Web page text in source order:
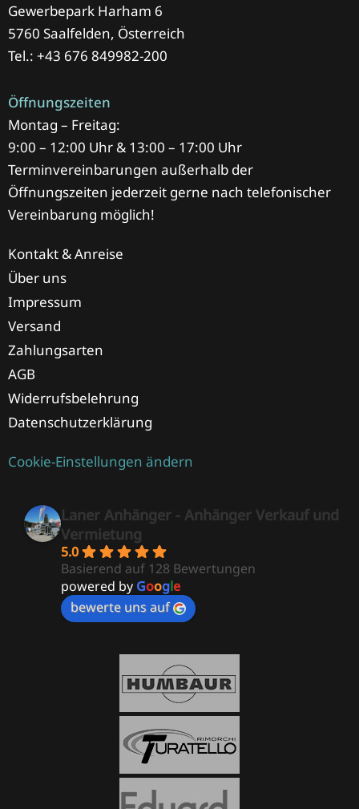
Gewerbepark Harham 6
5760 Saalfelden, Österreich
Tel.: +43 676 849982-200
Öffnungszeiten
Montag – Freitag:
9:00 – 12:00 Uhr & 13:00 – 17:00 Uhr
Terminvereinbarungen außerhalb der
Öffnungszeiten jederzeit gerne nach telefonischer
Vereinbarung möglich!
Kontakt & Anreise
Über uns
Impressum
Versand
Zahlungsarten
AGB
Widerrufsbelehrung
Datenschutzerklärung
Cookie-Einstellungen ändern
Laner Anhänger - Anhänger Verkauf und
Vermietung
5.0
Basierend auf 128 Bewertungen
powered by Google
bewerte uns auf